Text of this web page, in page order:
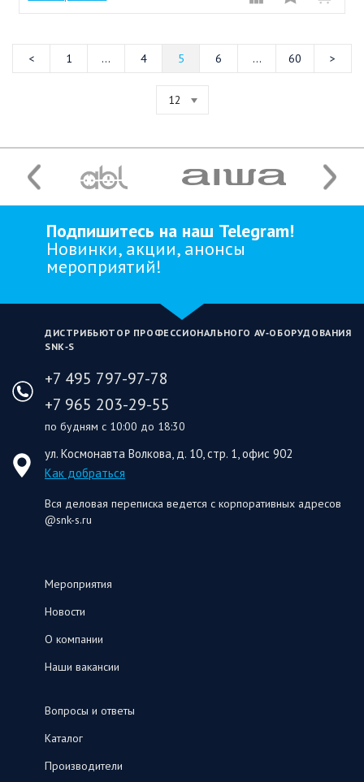
1 ... 4 5 6 ... 60
12
Подпишитесь на наш Telegram!
Новинки, акции, анонсы
мероприятий!
ДИСТРИБЬЮТОР ПРОФЕССИОНАЛЬНОГО AV‑ОБОРУДОВАНИЯ
SNK‑S
+7 495 797-97-78
+7 965 203-29-55
по будням с 10:00 до 18:30
ул. Космонавта Волкова, д. 10, стр. 1, офис 902
Как добраться
Вся деловая переписка ведется с корпоративных адресов
@snk-s.ru
Мероприятия
Новости
О компании
Наши вакансии
Вопросы и ответы
Каталог
Производители